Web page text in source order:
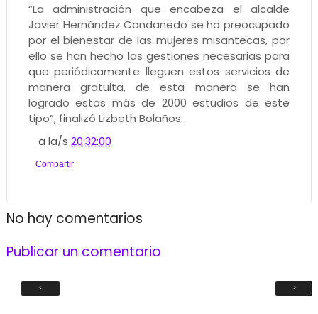
“La administración que encabeza el alcalde
Javier Hernández Candanedo se ha preocupado
por el bienestar de las mujeres misantecas, por
ello se han hecho las gestiones necesarias para
que periódicamente lleguen estos servicios de
manera gratuita, de esta manera se han
logrado estos más de 2000 estudios de este
tipo”, finalizó Lizbeth Bolaños.
a la/s20:32:00
Compartir
No hay comentarios
Publicar un comentario
‹ ›